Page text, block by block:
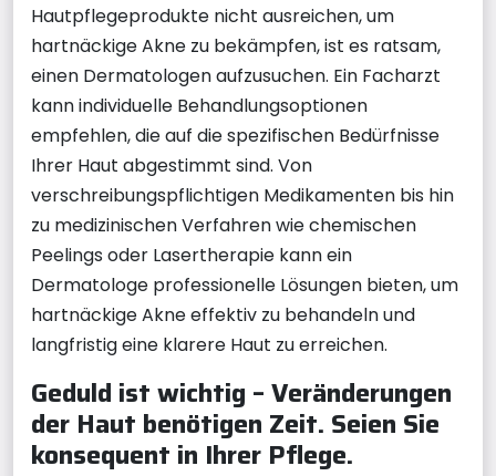
Hautpflegeprodukte nicht ausreichen, um
hartnäckige Akne zu bekämpfen, ist es ratsam,
einen Dermatologen aufzusuchen. Ein Facharzt
kann individuelle Behandlungsoptionen
empfehlen, die auf die spezifischen Bedürfnisse
Ihrer Haut abgestimmt sind. Von
verschreibungspflichtigen Medikamenten bis hin
zu medizinischen Verfahren wie chemischen
Peelings oder Lasertherapie kann ein
Dermatologe professionelle Lösungen bieten, um
hartnäckige Akne effektiv zu behandeln und
langfristig eine klarere Haut zu erreichen.
Geduld ist wichtig – Veränderungen
der Haut benötigen Zeit. Seien Sie
konsequent in Ihrer Pflege.